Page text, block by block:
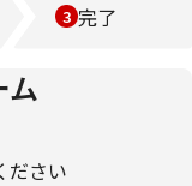
完了
ム
ださい